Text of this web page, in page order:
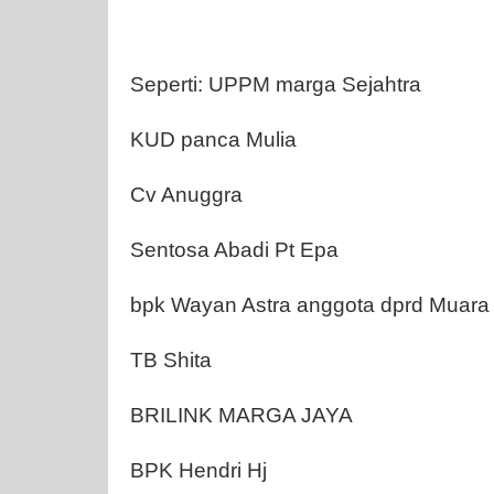
Seperti: UPPM marga Sejahtra
KUD panca Mulia
Cv Anuggra
Sentosa Abadi Pt Epa
bpk Wayan Astra anggota dprd
TB Shita
BRILINK MARGA JAYA
BPK Hendri Hj